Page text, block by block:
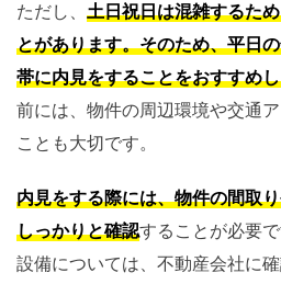
ただし、 土日祝日は混雑するた
とがあります。そのため、平日
帯に内見をすることをおすすめ
前には、物件の周辺環境や交通
ことも大切です。
内見をする際には、物件の間取
しっかりと確認することが必要
設備については、不動産会社に